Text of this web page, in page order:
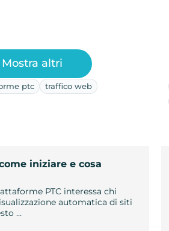
ptc
traffico web
iniziare e cosa
PTC interessa chi
automatica di siti
…
Mostra altri